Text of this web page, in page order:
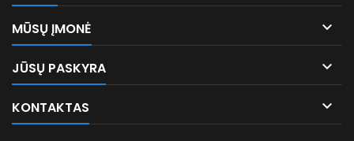
MŪSŲ ĮMONĖ 
JŪSŲ PASKYRA 
KONTAKTAS 